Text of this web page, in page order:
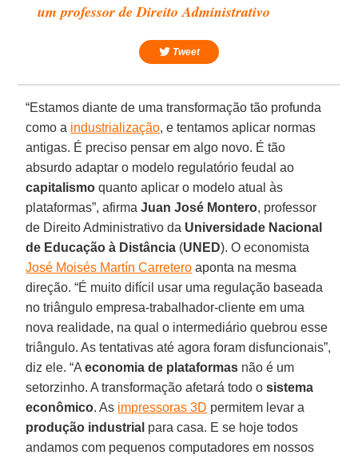
um professor de Direito Administrativo
Tweet
“Estamos diante de uma transformação tão profunda
como a industrialização, e tentamos aplicar normas
antigas. É preciso pensar em algo novo. É tão
absurdo adaptar o modelo regulatório feudal ao
capitalismo quanto aplicar o modelo atual às
plataformas”, afirmaJuan José Montero, professor
de Direito Administrativo da Universidade Nacional
de Educação à Distância (UNED). O economista
José Moisés Martín Carretero aponta na mesma
direção. “É muito difícil usar uma regulação baseada
no triângulo empresa-trabalhador-cliente em uma
nova realidade, na qual o intermediário quebrou esse
triângulo. As tentativas até agora foram disfuncionais”,
diz ele. “Aeconomia de plataformas não é um
setorzinho. A transformação afetará todo osistema
econômico. As impressoras 3D permitem levar a
produção industrial para casa. E se hoje todos
andamos com pequenos computadores em nossos